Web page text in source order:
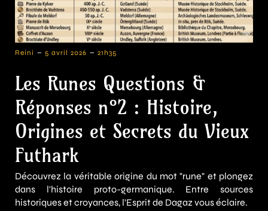
Reini - 5 avril 2026 - 21h35
Les Runes Questions &
Réponses n°2 : Histoire,
Origines et Secrets du Vieux
Futhark
Découvrez la véritable origine du mot "rune" et plongez
dans l'histoire proto-germanique. Entre sources
historiques et croyances, l'Esprit de Dagaz vous éclaire.